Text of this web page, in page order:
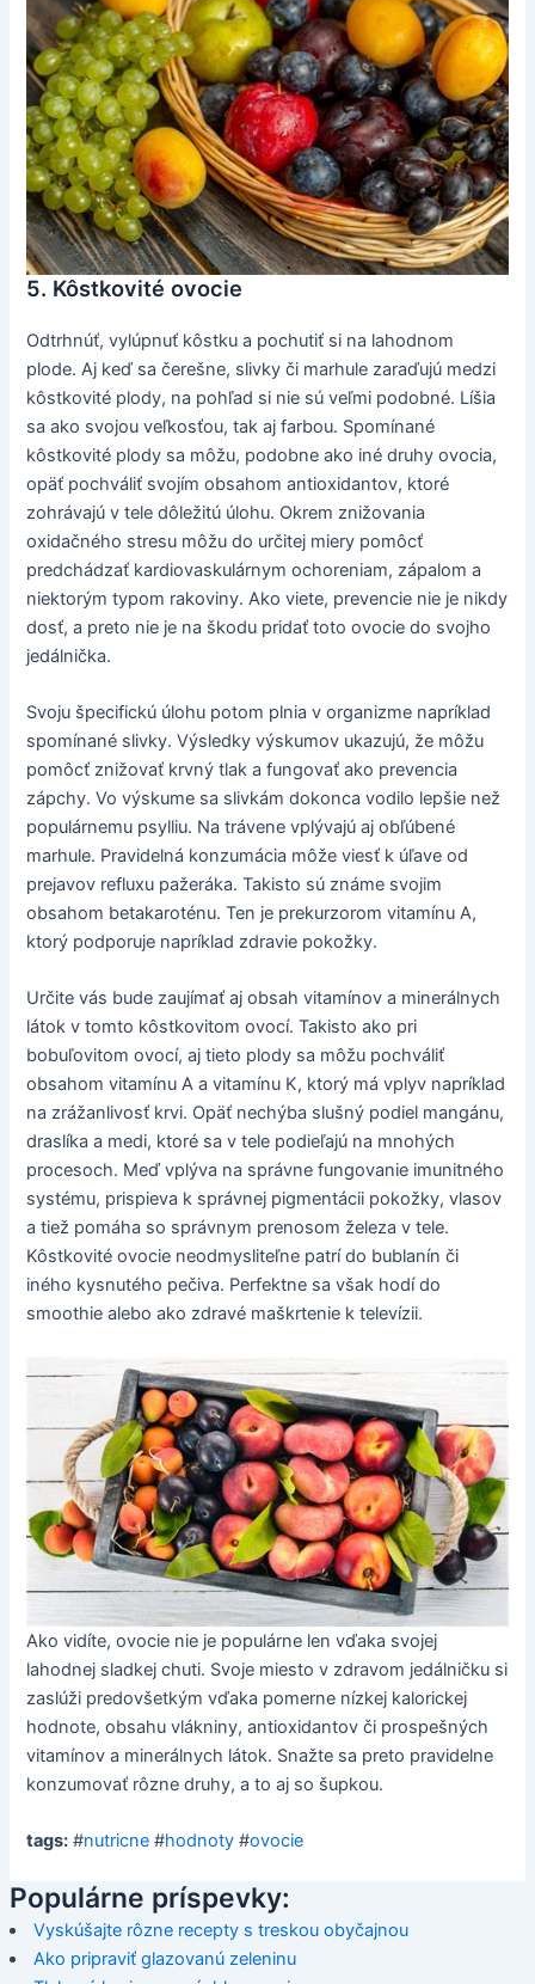
5. Kôstkovité ovocie
Odtrhnúť, vylúpnuť kôstku a pochutiť si na lahodnom
plode. Aj keď sa čerešne, slivky či marhule zaraďujú medzi
kôstkovité plody, na pohľad si nie sú veľmi podobné. Líšia
sa ako svojou veľkosťou, tak aj farbou. Spomínané
kôstkovité plody sa môžu, podobne ako iné druhy ovocia,
opäť pochváliť svojím obsahom antioxidantov, ktoré
zohrávajú v tele dôležitú úlohu. Okrem znižovania
oxidačného stresu môžu do určitej miery pomôcť
predchádzať kardiovaskulárnym ochoreniam, zápalom a
niektorým typom rakoviny. Ako viete, prevencie nie je nikdy
dosť, a preto nie je na škodu pridať toto ovocie do svojho
jedálnička.
Svoju špecifickú úlohu potom plnia v organizme napríklad
spomínané slivky. Výsledky výskumov ukazujú, že môžu
pomôcť znižovať krvný tlak a fungovať ako prevencia
zápchy. Vo výskume sa slivkám dokonca vodilo lepšie než
populárnemu psylliu. Na trávene vplývajú aj obľúbené
marhule. Pravidelná konzumácia môže viesť k úľave od
prejavov refluxu pažeráka. Takisto sú známe svojim
obsahom betakaroténu. Ten je prekurzorom vitamínu A,
ktorý podporuje napríklad zdravie pokožky.
Určite vás bude zaujímať aj obsah vitamínov a minerálnych
látok v tomto kôstkovitom ovocí. Takisto ako pri
bobuľovitom ovocí, aj tieto plody sa môžu pochváliť
obsahom vitamínu A a vitamínu K, ktorý má vplyv napríklad
na zrážanlivosť krvi. Opäť nechýba slušný podiel mangánu,
draslíka a medi, ktoré sa v tele podieľajú na mnohých
procesoch. Meď vplýva na správne fungovanie imunitného
systému, prispieva k správnej pigmentácii pokožky, vlasov
a tiež pomáha so správnym prenosom železa v tele.
Kôstkovité ovocie neodmysliteľne patrí do bublanín či
iného kysnutého pečiva. Perfektne sa však hodí do
smoothie alebo ako zdravé maškrtenie k televízii.
Ako vidíte, ovocie nie je populárne len vďaka svojej
lahodnej sladkej chuti. Svoje miesto v zdravom jedálničku si
zaslúži predovšetkým vďaka pomerne nízkej kalorickej
hodnote, obsahu vlákniny, antioxidantov či prospešných
vitamínov a minerálnych látok. Snažte sa preto pravidelne
konzumovať rôzne druhy, a to aj so šupkou.
tags: #nutricne #hodnoty #ovocie
Populárne príspevky:
Vyskúšajte rôzne recepty s treskou obyčajnou
Ako pripraviť glazovanú zeleninu